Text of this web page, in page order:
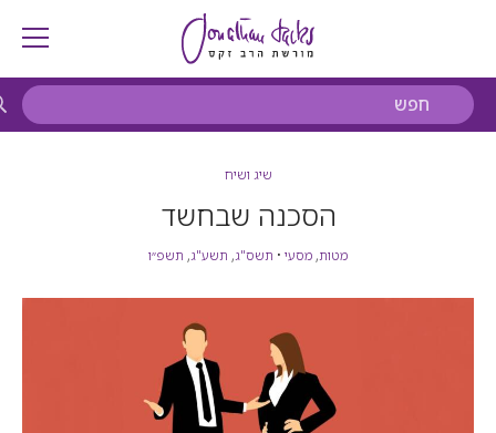
שיג ושיח
הסכנה שבחשד
מטות, מסעי • תשס"ג, תשע"ג, תשפ״ו